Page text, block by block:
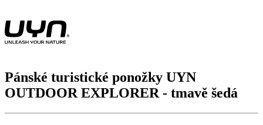
Pánské turistické ponožky UYN
OUTDOOR EXPLORER- tmavě šedá